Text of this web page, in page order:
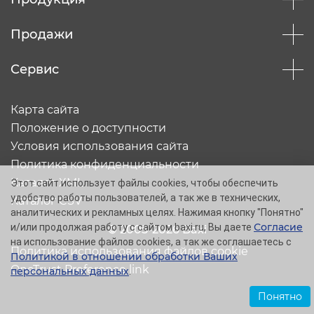
Продажи
Сервис
© 2005-2026 Baxi
Карта сайта
Положение о доступности
Условия использования сайта
Политика конфиденциальности
Каталог XML
Каталог CSV
Политика использования файлов cookie
OneTrust Preference link
Этот сайт использует файлы cookies, чтобы обеспечить
удобство работы пользователей, а так же в технических,
аналитических и рекламных целях. Нажимая кнопку "Понятно"
и/или продолжая работу с сайтом baxi.ru, Вы даете Согласие
на использование файлов cookies, а так же соглашаетесь с
Политикой в отношении обработки Ваших
персональных данных.
Понятно